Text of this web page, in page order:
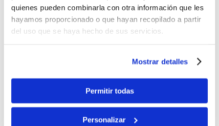
quienes pueden combinarla con otra información que les
hayamos proporcionado o que hayan recopilado a partir
del uso que se haya hecho de sus servicios.
Mostrar detalles
Permitir todas
Personalizar
La compañía expande su presencia en Europa y
apuesta por uno de los mercados solares con mayor
proyección del continente.…